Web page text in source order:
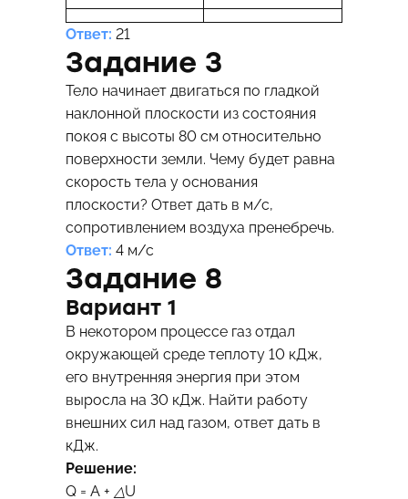
Ответ: 21
Задание 3
Тело начинает двигаться по гладкой
наклонной плоскости из состояния
покоя с высоты 80 см относительно
поверхности земли. Чему будет равна
скорость тела у основания
плоскости? Ответ дать в м/с,
сопротивлением воздуха пренебречь.
Ответ: 4 м/с
Задание 8
Вариант 1
В некотором процессе газ отдал
окружающей среде теплоту 10 кДж,
его внутренняя энергия при этом
выросла на 30 кДж. Найти работу
внешних сил над газом, ответ дать в
кДж.
Решение:
Q = А + △U